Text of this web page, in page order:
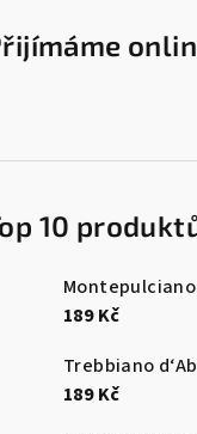
10
Montepulciano
189 Kč
Trebbiano
189 Kč